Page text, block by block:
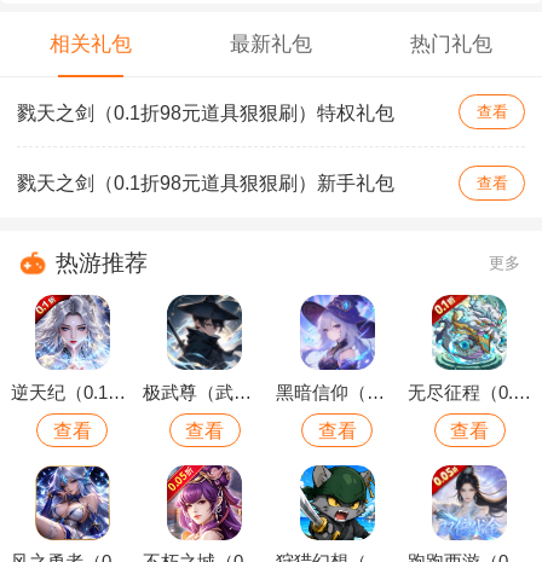
相关礼包 最新礼包 热门礼包
戮天之剑（0.1折98元道具狠狠刷）特权礼包 查看
戮天之剑（0.1折98元道具狠狠刷）新手礼包 查看
热游推荐 更多
逆天纪（0.1折万抽真充版）
查看
极武尊（武林论剑）
查看
黑暗信仰（魔法远征）
查看
无尽征程（0.1折每天送6480代金卷）
查看